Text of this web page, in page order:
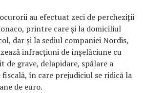
au efectuat zeci de percheziții
printre care și la domiciliul
dar și la sediul companiei Nordis,
infracțiuni de înșelăciune cu
de grave, delapidare, spălare a
în care prejudiciul se ridică la
de euro.